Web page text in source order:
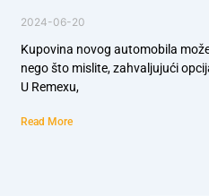
2024-06-20
Kupovina novog automobila
nego što mislite, zahvaljujući
U Remexu,
Read More